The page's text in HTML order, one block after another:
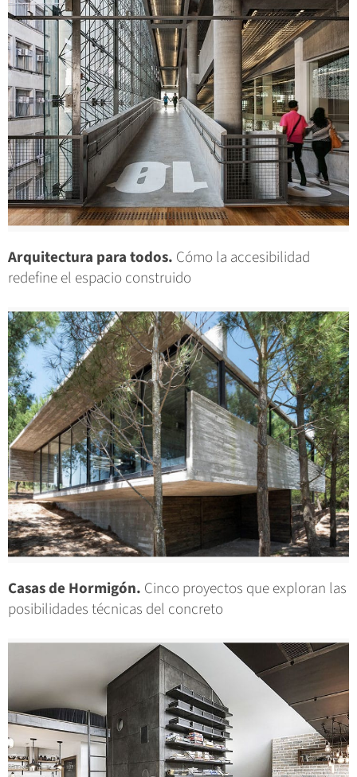
Arquitectura para todos. Cómo la accesibilidad
redefine el espacio construido
Casas de Hormigón. Cinco proyectos que exploran las
posibilidades técnicas del concreto